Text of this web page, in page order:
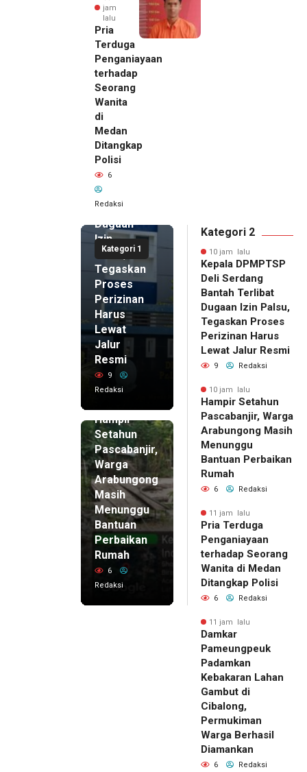
jam
lalu
Pria
Terduga
Penganiayaan
terhadap
Seorang
Wanita
di
Medan
Ditangkap
Polisi
6
Redaksi
Kategori 1
10 jam lalu
Kepala
DPMPTSP
Deli
Serdang
Bantah
Terlibat
Dugaan
Izin
Palsu,
Tegaskan
Proses
Perizinan
Harus
Lewat
Jalur
Resmi
9
Redaksi
Hampir
Setahun
Pascabanjir,
Warga
Arabungong
Masih
Menunggu
Bantuan
Perbaikan
Rumah
6
Redaksi
Kategori 2
10 jam lalu
Kepala DPMPTSP
Deli Serdang
Bantah Terlibat
Dugaan Izin Palsu,
Tegaskan Proses
Perizinan Harus
Lewat Jalur Resmi
9 Redaksi
10 jam lalu
Hampir Setahun
Pascabanjir, Warga
Arabungong Masih
Menunggu
Bantuan Perbaikan
Rumah
6 Redaksi
11 jam lalu
Pria Terduga
Penganiayaan
terhadap Seorang
Wanita di Medan
Ditangkap Polisi
6 Redaksi
11 jam lalu
Damkar
Pameungpeuk
Padamkan
Kebakaran Lahan
Gambut di
Cibalong,
Permukiman
Warga Berhasil
Diamankan
6 Redaksi